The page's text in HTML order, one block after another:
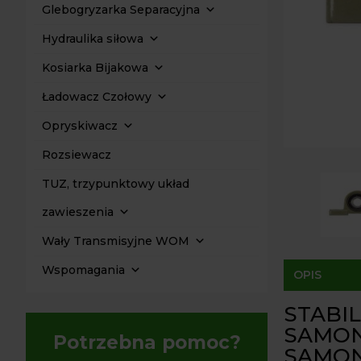
Glebogryzarka Separacyjna
Hydraulika siłowa
Kosiarka Bijakowa
Ładowacz Czołowy
Opryskiwacz
Rozsiewacz
TUZ, trzypunktowy układ
zawieszenia
Wały Transmisyjne WOM
Wspomagania
Potrzebna pomoc?
OPIS